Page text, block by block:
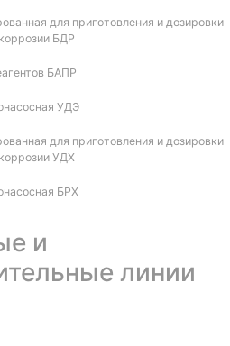
для приготовления и дозировки
БДР
БАПР
УДЭ
для приготовления и дозировки
УДХ
БРХ
и
линии